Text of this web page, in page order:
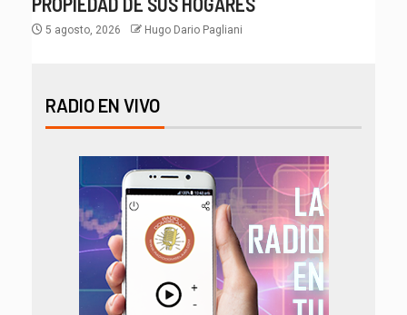
5 agosto, 2026 Hugo Dario Pagliani
RADIO EN VIVO